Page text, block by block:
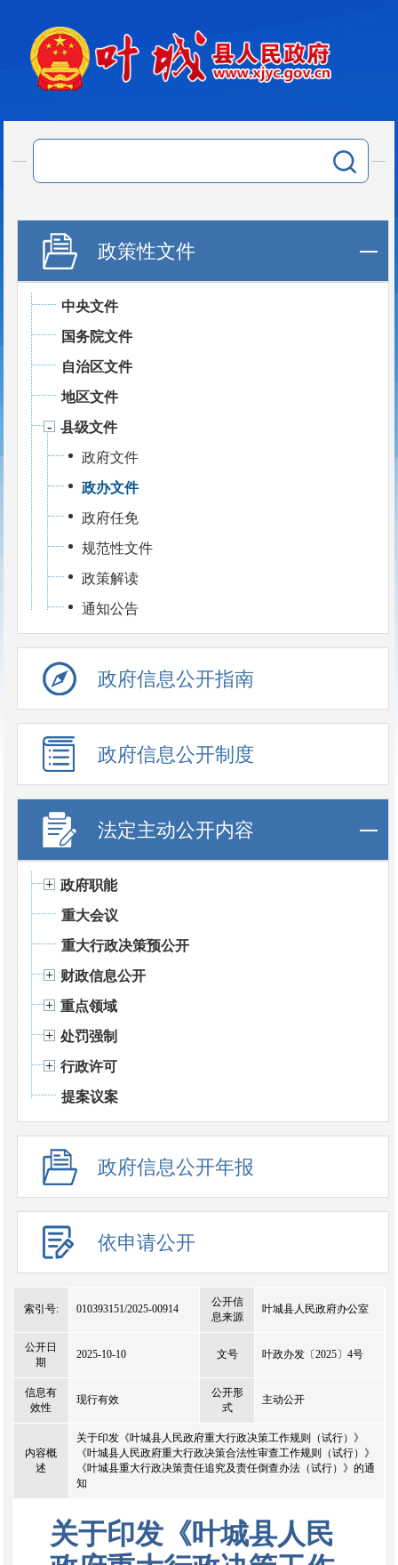
政策性文件
中央文件
国务院文件
自治区文件
地区文件
县级文件
政府文件
政办文件
政府任免
规范性文件
政策解读
通知公告
政府信息公开指南
政府信息公开制度
法定主动公开内容
政府职能
重大会议
重大行政决策预公开
财政信息公开
重点领域
处罚强制
行政许可
提案议案
政府信息公开年报
依申请公开
索引号: 010393151/2025-00914
公开信
息来源
叶城县人民政府办公室
公开日
期
2025-10-10 文号 叶政办发〔2025〕4号
信息有
效性
现行有效
公开形
式
主动公开
内容概
述
关于印发《叶城县人民政府重大行政决策工作规则（试行）》
《叶城县人民政府重大行政决策合法性审查工作规则（试行）》
《叶城县重大行政决策责任追究及责任倒查办法（试行）》的通
知
关于印发《叶城县人民